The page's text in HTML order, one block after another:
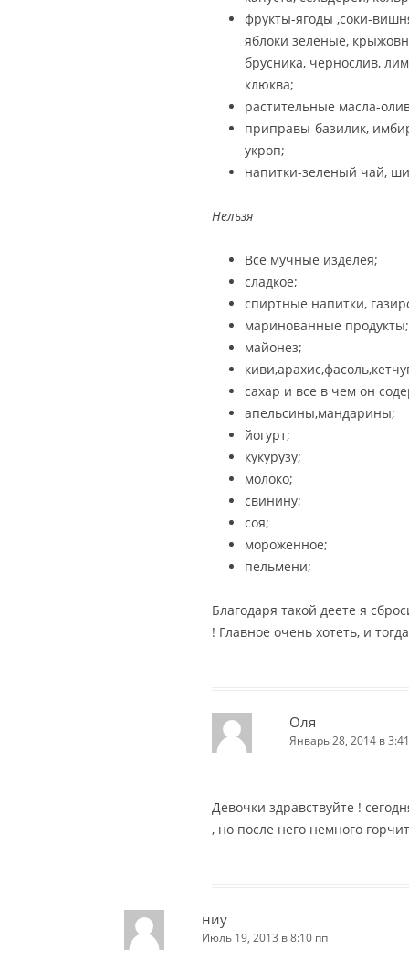
фрукты-ягоды ,соки-
яблоки зеленые,
брусника, чернослив,
клюква;
растительные масла-
приправы-базилик,
укроп;
напитки-зеленый чай,
Нельзя
Все мучные изделея;
сладкое;
спиртные напитки,
маринованные продукты;
майонез;
сахар и все в чем он
апельсины,мандарины;
йогурт;
кукурузу;
молоко;
свинину;
соя;
мороженное;
пельмени;
Благодаря такой деете я
! Главное очень хотеть, и
Оля
Январь 28, 2014 в
Девочки здравствуйте !
, но после него немного
ниу
Июль 19, 2013 в 8:10 пп